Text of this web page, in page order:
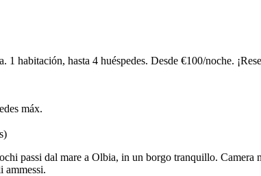
1 habitación, hasta 4 huéspedes. Desde €100/noche.
máx.
passi dal mare a Olbia, in un borgo tranquillo.
ammessi.